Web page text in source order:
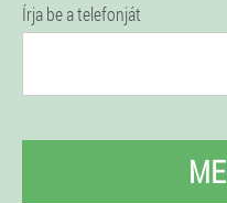
Írja be a telefonját